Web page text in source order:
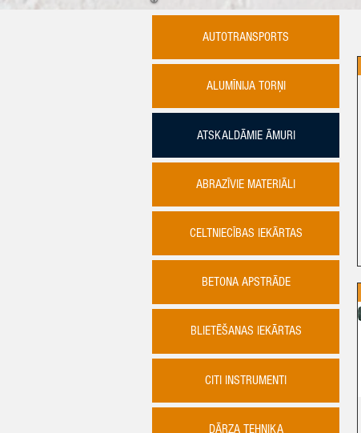
AUTOTRANSPORTS
ALUMĪNIJA TORŅI
ATSKALDĀMIE ĀMURI
ABRAZĪVIE MATERIĀLI
CELTNIECĪBAS IEKĀRTAS
BETONA APSTRĀDE
BLIETĒŠANAS IEKĀRTAS
CITI INSTRUMENTI
DĀRZA TEHNIKA